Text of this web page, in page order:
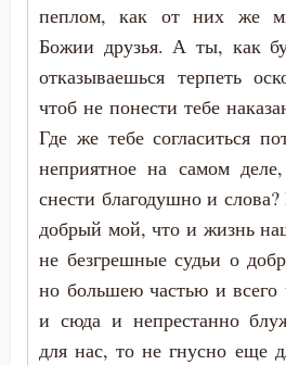
Молчание
Монастырь
Мудрость
Мужество
Мученичество
Надежда
пеплом, как от них же
Божии друзья. А ты, как
отказываешься терпеть
чтоб не понести тебе
Где же тебе согласиться
неприятное на самом
снести благодушно и
добрый мой, что и жизнь
не безгрешные судьи о
но большею частью и всего
и сюда и непрестанно
для нас, то не гнусно еще